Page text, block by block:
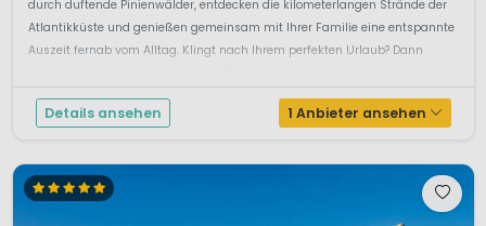
durch duftende Pinienwälder, entdecken die kilometerlangen Strände der
Atlantikküste und genießen gemeinsam mit Ihrer Familie eine entspannte
Auszeit fernab vom Alltag. Klingt nach Ihrem perfekten Urlaub? Dann
Details ansehen 1 Anbieter ansehen